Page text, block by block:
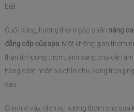
biệt.
Cuối cùng, hương thơm góp phần nâng
đẳng cấp của spa. Một không gian thơm
thận từ hương thơm, ánh sáng cho đến
hàng cảm nhận sự chỉn chu, sang trọng
vào.
Chính vì vậy, dịch vụ hương thơm cho spa